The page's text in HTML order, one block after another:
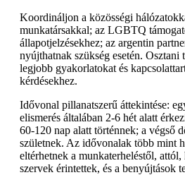
Koordináljon a közösségi
munkatársakkal; az LGBTQ
állapotjelzésekhez; az argentin
nyújthatnak szükség esetén. Osztani
legjobb gyakorlatokat és
kérdésekhez.
Idővonal pillanatszerű áttekintése:
elismerés általában 2-6 hét alatt
60-120 nap alatt történnek; a végső
születnek. Az idővonalak több mint
eltérhetnek a munkaterheléstől,
szervek érintettek, és a benyújtások